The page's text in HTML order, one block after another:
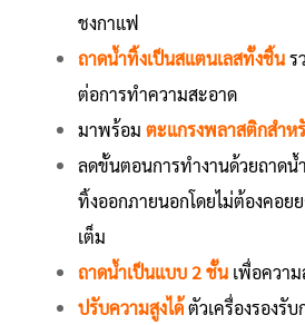
ชงกาแฟ
ถาดน้ำทิ้งเป็นสแตนเลสทั้งชิ้นร
ต่อการทำความสะอาด
มาพร้อม ตะแกรงพลาสติกสำห
ลดขั้นตอนการทำงานด้วยถาด
ทิ้งออกภายนอกโดยไม่ต้องคอย
เต็ม
ถาดน้ำเป็นแบบ 2 ชั้น เพื่อควา
ปรับความสูงได้ตัวเครื่องรองรั